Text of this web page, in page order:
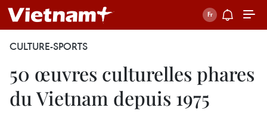
CULTURE-SPORTS
50 œuvres culturelles phares
du Vietnam depuis 1975